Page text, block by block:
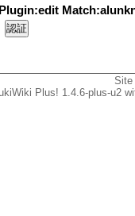
Plus! 1.4.6-plus-u2